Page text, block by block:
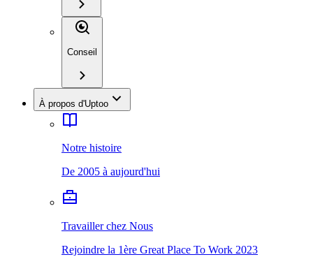
Conseil
À propos d'Uptoo
Notre histoire
De 2005 à aujourd'hui
Travailler chez Nous
Rejoindre la 1ère Great Place To Work 2023